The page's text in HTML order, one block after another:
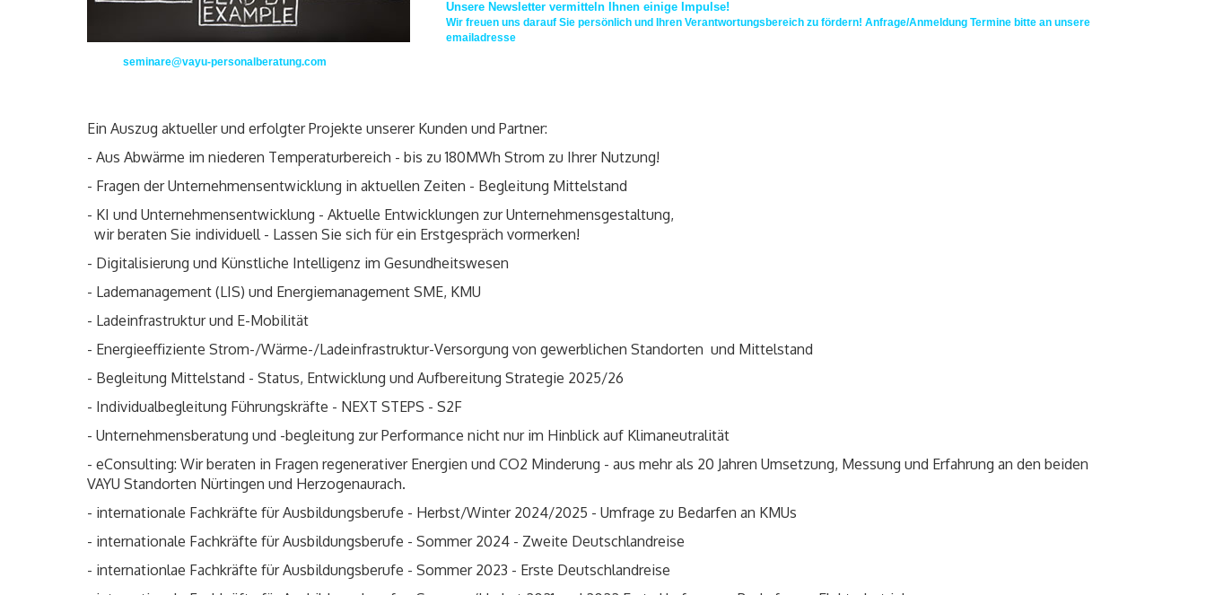
Unsere Newsletter vermitteln Ihnen einige Impulse!
Wir freuen uns darauf Sie persönlich und Ihren Verantwortungsbereich zu fördern! Anfrage/Anmeldung Termine bitte an unsere
emailadresse
seminare@vayu-personalberatung.com
Ein Auszug aktueller und erfolgter Projekte unserer Kunden und Partner:
- Aus Abwärme im niederen Temperaturbereich - bis zu 180MWh Strom zu Ihrer Nutzung!
- Fragen der Unternehmensentwicklung in aktuellen Zeiten - Begleitung Mittelstand
- KI und Unternehmensentwicklung - Aktuelle Entwicklungen zur Unternehmensgestaltung,
wir beraten Sie individuell - Lassen Sie sich für ein Erstgespräch vormerken!
- Digitalisierung und Künstliche Intelligenz im Gesundheitswesen
- Lademanagement (LIS) und Energiemanagement SME, KMU
- Ladeinfrastruktur und E-Mobilität
- Energieeffiziente Strom-/Wärme-/Ladeinfrastruktur-Versorgung von gewerblichen Standorten und Mittelstand
- Begleitung Mittelstand - Status, Entwicklung und Aufbereitung Strategie 2025/26
- Individualbegleitung Führungskräfte - NEXT STEPS - S2F
- Unternehmensberatung und -begleitung zur Performance nicht nur im Hinblick auf Klimaneutralität
- eConsulting: Wir beraten in Fragen regenerativer Energien und CO2 Minderung - aus mehr als 20 Jahren Umsetzung, Messung und Erfahrung an den beiden
VAYU Standorten Nürtingen und Herzogenaurach.
- internationale Fachkräfte für Ausbildungsberufe - Herbst/Winter 2024/2025 - Umfrage zu Bedarfen an KMUs
- internationale Fachkräfte für Ausbildungsberufe - Sommer 2024 - Zweite Deutschlandreise
- internationlae Fachkräfte für Ausbildungsberufe - Sommer 2023 - Erste Deutschlandreise